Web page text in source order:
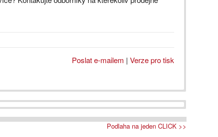
Poslat e-mailem | Verze pro tisk
Podlaha na jeden CLICK >>